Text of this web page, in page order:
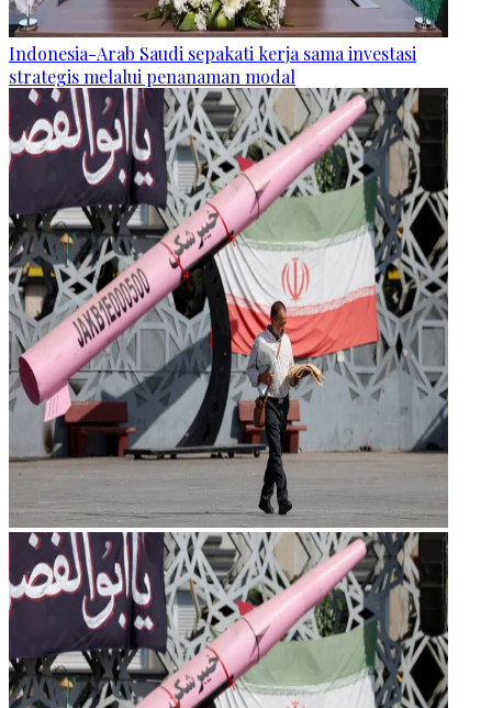
Indonesia-Arab Saudi sepakati kerja sama investasi
strategis melalui penanaman modal